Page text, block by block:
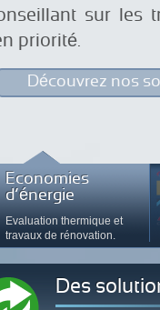
sur les
priorité.
Découvrez nos
Economies
d’énergie
Evaluation thermique et
travaux de rénovation.
Des
Une
Envied'une
Sechauffer
Pensez
L'air sur
Etaprès...